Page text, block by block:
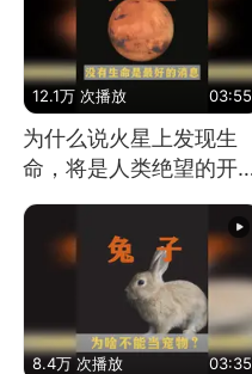
12.1万 次播放 03:55
为什么说火星上发现生
命，将是人类绝望的开
始？
8.4万 次播放 03:35